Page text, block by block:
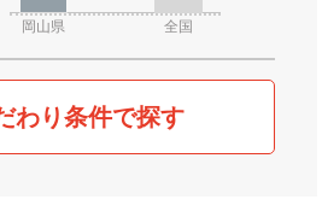
岡山県 全国
わり条件で探す